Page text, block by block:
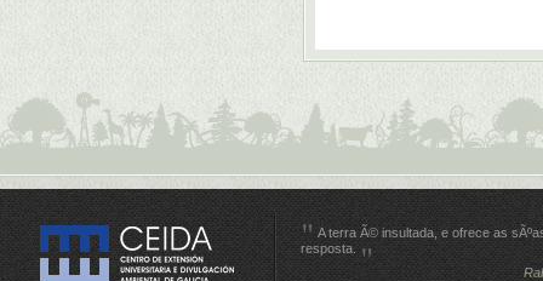
A terra Ã© insultada, e ofrece as
resposta.